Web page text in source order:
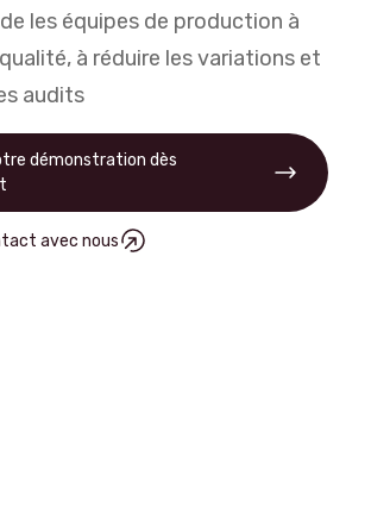
les équipes de production à
à réduire les variations et
audits
démonstration dès
avec nous